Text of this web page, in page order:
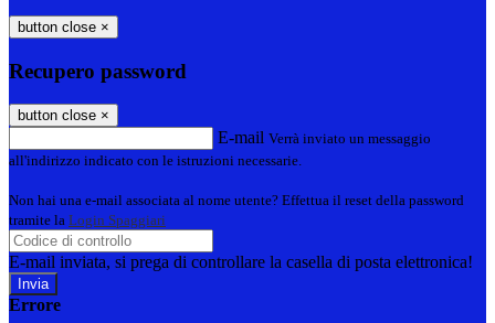
button close ×
Recupero password
button close ×
E-mail Verrà inviato un messaggio
all'indirizzo indicato con le istruzioni necessarie.
Non hai una e-mail associata al nome utente? Effettua il reset della password
tramite la Login Spaggiari
E-mail inviata, si prega di controllare la casella di posta elettronica!
Errore